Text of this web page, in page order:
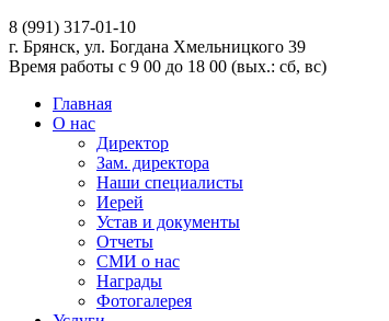
8 (991) 317-01-10
г. Брянск, ул. Богдана Хмельницкого 39
Время работы с 9 00 до 18 00 (вых.: сб, вс)
Главная
О нас
Директор
Зам. директора
Наши специалисты
Иерей
Устав и документы
Отчеты
СМИ о нас
Награды
Фотогалерея